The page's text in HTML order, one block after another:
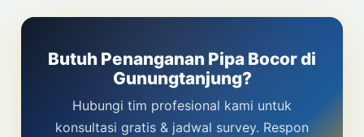
Butuh Penanganan Pipa Bocor di
Gunungtanjung?
Hubungi tim profesional kami untuk
konsultasi gratis & jadwal survey. Respon